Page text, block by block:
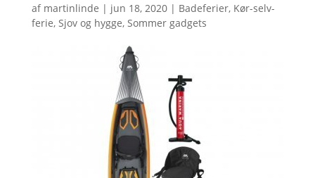
af martinlinde | jun 18, 2020| Badeferier, Kør-selv-
ferie, Sjov og hygge, Sommer gadgets